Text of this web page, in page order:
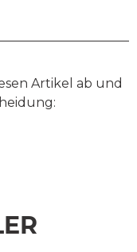
Artikel ab und